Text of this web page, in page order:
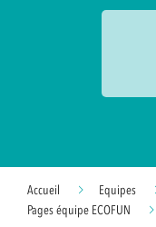
Accueil Equipes
Pages équipe ECOFUN